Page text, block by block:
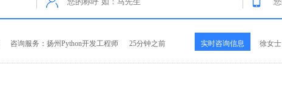
咨询服务：扬州.NET开发工程师 3分钟之前 范先生
咨询服务：扬州Python开发工程师 25分钟之前 实时咨询信息 徐女士